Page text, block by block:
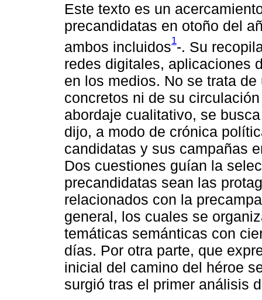
Este texto es un
precandidatas en otoño del
ambos incluidos1-. Su
redes digitales, aplicaciones
en los medios. No se trata
concretos ni de su
abordaje cualitativo, se
dijo, a modo de crónica
candidatas y sus campañas
Dos cuestiones guían la
precandidatas sean las
relacionados con la
general, los cuales se
temáticas semánticas con
días. Por otra parte, que
inicial del camino del héroe
surgió tras el primer análisis